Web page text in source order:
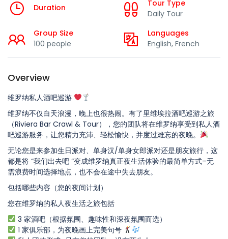
Duration
Tour Type
Daily Tour
Group Size
100 people
Languages
English, French
Overview
维罗纳私人酒吧巡游
维罗纳不仅白天浪漫，晚上也很热闹。有了里维埃拉酒吧巡游之旅
（Riviera Bar Crawl & Tour），您的团队将在维罗纳享受到私人酒
吧巡游服务，让您精力充沛、轻松愉快，并度过难忘的夜晚。
无论您是来参加生日派对、单身汉/单身女郎派对还是朋友旅行，这
都是将 “我们出去吧 “变成维罗纳真正夜生活体验的最简单方式–无
需浪费时间选择地点，也不会在途中失去朋友。
包括哪些内容（您的夜间计划）
您在维罗纳的私人夜生活之旅包括
3 家酒吧（根据氛围、趣味性和深夜氛围而选）
1 家俱乐部，为夜晚画上完美句号